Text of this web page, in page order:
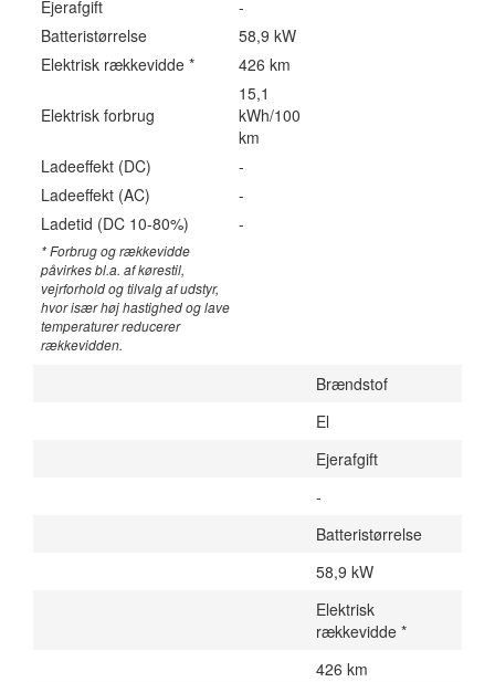
Ejerafgift
-
Batteristørrelse
58,9 kW
Elektrisk rækkevidde *
426 km
Elektrisk forbrug
15,1
kWh/100
km
Ladeeffekt (DC)
-
Ladeeffekt (AC)
-
Ladetid (DC 10-80%)
-
* Forbrug og rækkevidde
påvirkes bl.a. af kørestil,
vejrforhold og tilvalg af udstyr,
hvor især høj hastighed og lave
temperaturer reducerer
rækkevidden.
Brændstof
El
Ejerafgift
-
Batteristørrelse
58,9 kW
Elektrisk
rækkevidde *
426 km